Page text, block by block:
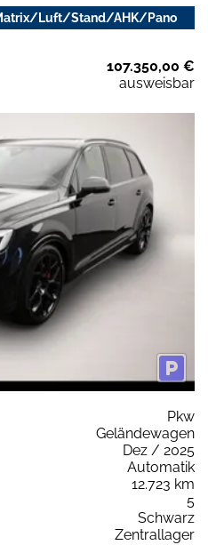
Luft/Stand/AHK/Pano
107.350,00 €
ausweisbar
Pkw
Geländewagen
Dez / 2025
Automatik
12.723 km
5
Schwarz
Zentrallager